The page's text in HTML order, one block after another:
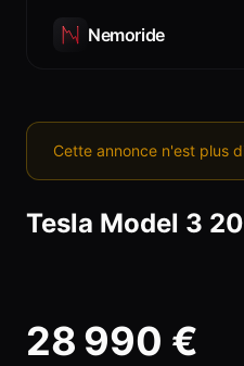
Nemoride
Cette annonce n'est plus
Tesla Model 3
28 990 €